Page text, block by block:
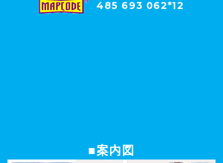
485 693 062*12
■案内図